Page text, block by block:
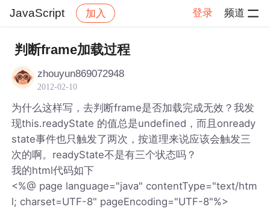
JavaScript 加入 登录 频道
社区 JavaScript 帖子详情
判断frame加载过程
zhouyun869072948
2012-02-10
为什么这样写，去判断frame是否加载完成无效？我发
现this.readyState 的值总是undefined，而且onready
state事件也只触发了两次，按道理来说应该会触发三
次的啊。readyState不是有三个状态吗？
我的html代码如下
<%@ page language="java" contentType="text/htm
l; charset=UTF-8" pageEncoding="UTF-8"%>